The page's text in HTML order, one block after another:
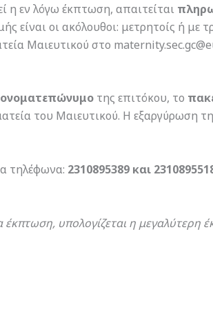
η εν λόγω έκπτωση, απαιτείται
είναι οι ακόλουθοι: μετρητοίς ή με
Μαιευτικού στο
της επιτόκου, το
του Μαιευτικού. Η εξαργύρωση
τηλέφωνα: 2310895389 και
έκπτωση, υπολογίζεται η μεγαλύτερη